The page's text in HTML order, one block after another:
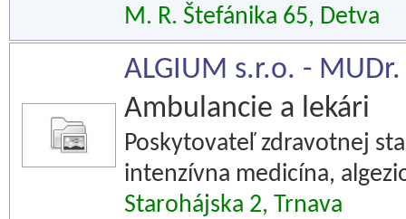
M. R. Štefánika 65, Detva
ALGIUM s.r.o. -
Ambulancie a lekári
Poskytovateľ zdravotnej
intenzívna medicína,
Starohájska 2, Trnava